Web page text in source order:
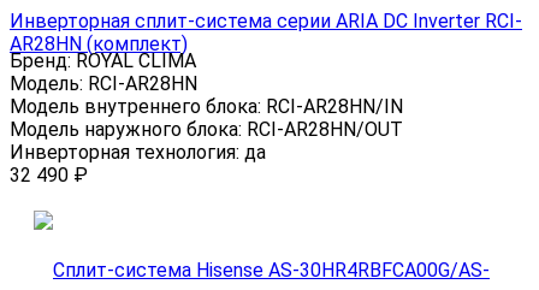
Инверторная сплит-система серии ARIA DC Inverter RCI-
AR28HN (комплект)
Бренд: ROYAL CLIMA
Модель: RCI-AR28HN
Модель внутреннего блока: RCI-AR28HN/IN
Модель наружного блока: RCI-AR28HN/OUT
Инверторная технология: да
32 490 ₽